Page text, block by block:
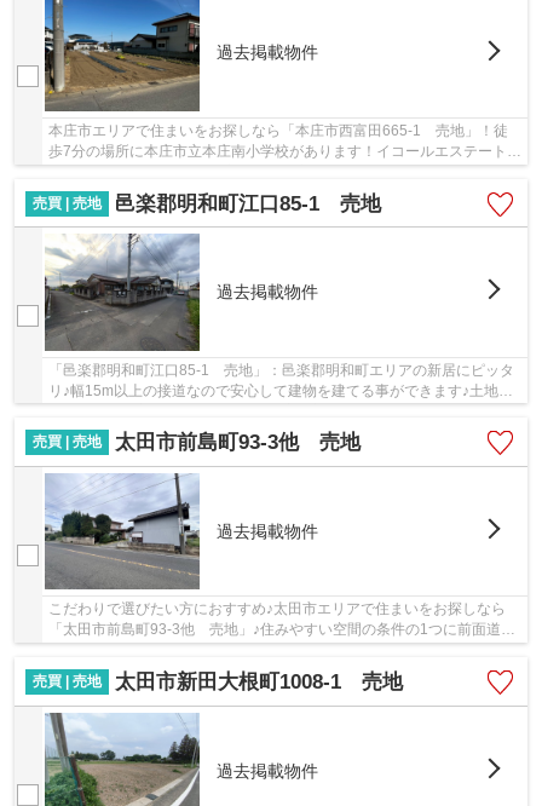
過去掲載物件
本庄市エリアで住まいをお探しなら「本庄市西富田665-1 売地」！徒
歩7分の場所に本庄市立本庄南小学校があります！イコールエステートは
信頼第一をモットーに、お客様の不動産探しを...
売買 | 売地
邑楽郡明和町江口85-1 売地
過去掲載物件
「邑楽郡明和町江口85-1 売地」：邑楽郡明和町エリアの新居にピッタ
リ♪幅15m以上の接道なので安心して建物を建てる事ができます♪土地購
売買 | 売地
太田市前島町93-3他 売地
過去掲載物件
こだわりで選びたい方におすすめ♪太田市エリアで住まいをお探しなら
「太田市前島町93-3他 売地」♪住みやすい空間の条件の1つに前面道路
売買 | 売地
太田市新田大根町1008-1 売地
過去掲載物件